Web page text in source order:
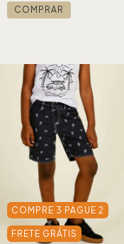
COMPRAR
COMPRE 3 PAGUE 2
FRETE GRÁTIS